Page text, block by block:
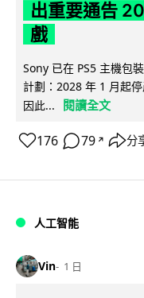
出重要通告
戲
Sony 已在 PS5 主機包
計劃：2028 年 1 月起
因此...
閱讀全文
176 79 ↗ 分
人工智能
Vin 1 日